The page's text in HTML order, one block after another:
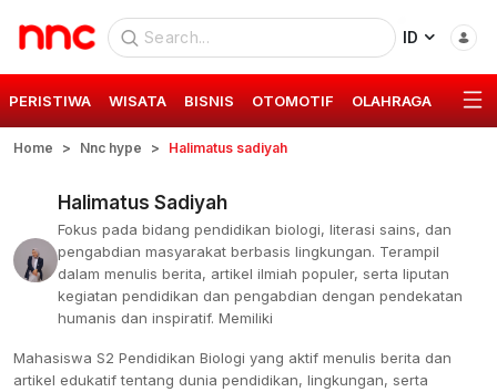
ID
PERISTIWA WISATA BISNIS OTOMOTIF OLAHRAGA GAYA
Home Nnc hype Halimatus sadiyah
Halimatus Sadiyah
Fokus pada bidang pendidikan biologi, literasi sains, dan
pengabdian masyarakat berbasis lingkungan. Terampil
dalam menulis berita, artikel ilmiah populer, serta liputan
kegiatan pendidikan dan pengabdian dengan pendekatan
humanis dan inspiratif. Memiliki
Mahasiswa S2 Pendidikan Biologi yang aktif menulis berita dan
artikel edukatif tentang dunia pendidikan, lingkungan, serta